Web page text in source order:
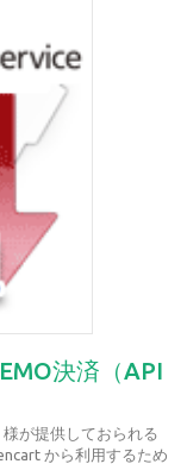
決済（API
が提供しておられる
から利用するため